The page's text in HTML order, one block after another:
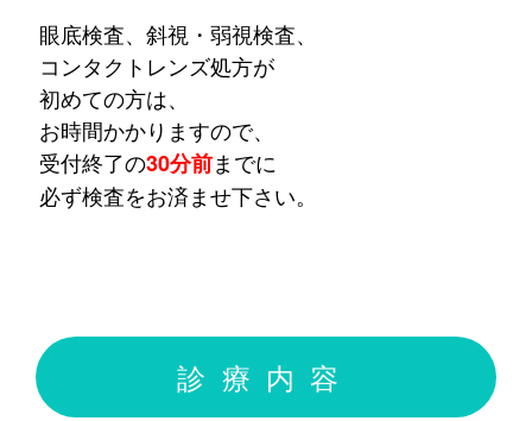
眼底検査、斜視・弱視検査、
コンタクトレンズ処方が
初めての方は、
お時間かかりますので、
受付終了の30分前までに
必ず検査をお済ませ下さい。
診療内容